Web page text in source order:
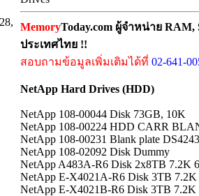
MemoryToday.com ผู้จำหน่าย
ประเทศไทย !!
สอบถามข้อมูลเพิ่มเติมได้ที่ 02-641-
NetApp Hard Drives (HDD)
NetApp 108-00044 Disk 73GB, 10K
NetApp 108-00224 HDD CARR
NetApp 108-00231 Blank plate DS4243
NetApp 108-02092 Disk Dummy
NetApp A483A-R6 Disk 2x8TB 7.2K
NetApp E-X4021A-R6 Disk 3TB 7.2K
NetApp E-X4021B-R6 Disk 3TB 7.2K